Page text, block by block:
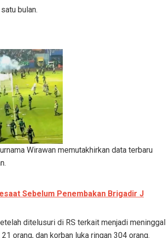
bulan.
Wirawan memutakhirkan data terbaru
Sebelum Penembakan Brigadir J
ditelusuri di RS terkait menjadi meninggal
orang, dan korban luka ringan 304 orang.